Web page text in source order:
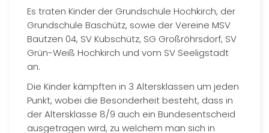
Es traten Kinder der Grundschule Hochkirch, der
Grundschule Baschütz, sowie der Vereine MSV
Bautzen 04, SV Kubschütz, SG Großröhrsdorf, SV
Grün-Weiß Hochkirch und vom SV Seeligstadt
an.
Die Kinder kämpften in 3 Altersklassen um jeden
Punkt, wobei die Besonderheit besteht, dass in
der Altersklasse 8/9 auch ein Bundesentscheid
ausgetragen wird, zu welchem man sich in